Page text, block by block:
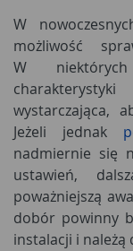
W
możliwość
W
wystarczająca,
Jeżeli jednak
nadmiernie się
ustawień,
poważniejszą
dobór powinny
instalacji i należą